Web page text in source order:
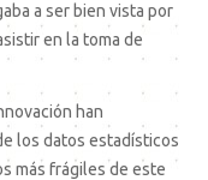
a ser bien vista por
en la toma de
han
los datos estadísticos
más frágiles de este